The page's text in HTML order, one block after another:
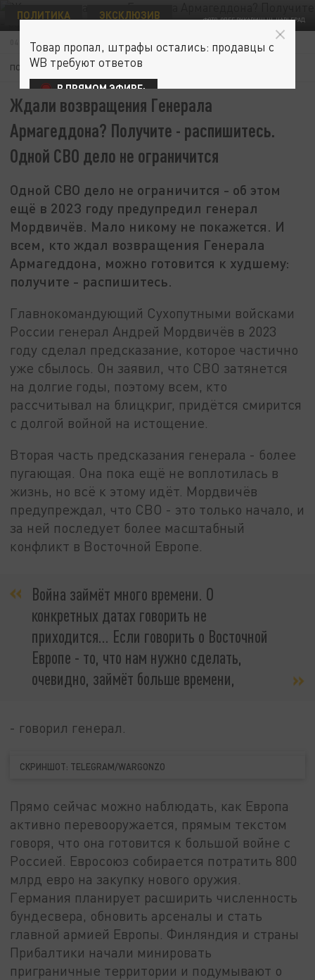
ФОТО: ОЛЕГ РУКАВИЦЫН. ЦАРЬГРАД
ПОЛИТИКА ЭКСКЛЮЗИВ
04 СЕНТЯБРЯ 02:30
ПОДПИШИТЕСЬ:
Ждали возвращения Генерала
Армагеддона? Получите - распишитесь.
Одной СВО дело не ограничится
Одной СВО дело не ограничится - об этом
ещё в 2023 году предупредил генерал
Мордвичёв. Мало никому не покажется. И
всем, кто ждал возвращения Генерала
Армагеддона, можно готовится к худшему:
получите - распишитесь.
Главнокомандующий Сухопутными войсками
России генерал Андрей Мордвичёв в 2023
году сделал предсказание, которое частично
уже сбылось. Он заявил, что СВО затянется
на долгие годы, поэтому всем, кто
рассчитывал на блицкриг, придётся смирится
с долгой войной на истощение.
Вторая часть предсказания генерала - более
пугающая. Она пока ещё не воплотилась в
жизнь, но всё к этому идёт. Мордвичёв
предупреждал, что СВО - это только начало, и
за ней последует более масштабный
конфликт в Восточной Европе.
Война займёт много времени. О
конкретных датах говорить не
приходится… Если говорить о Восточной
Европе - то, что нам нужно сделать,
очевидно, займёт больше времени,
- говорил генерал.
СКРИНШОТ: TELEGRAM/WARGONZO
Прямо сейчас можно наблюдать, как Европа
активно перевооружается, прямым текстом
говоря, что она готовится к большой войне с
Россией. Евросоюз собирается потратить 800
млрд евро на закупку нового оружия.
Германия планирует расширить численность
бундесвера, обновить арсеналы и стать
главной армией Европы. Финляндия и страны
Прибалтики начали минировать
приграничные территории и подумывают о
Товар пропал, штрафы остались: продавцы с
WB требуют ответов
В ПРЯМОМ ЭФИРЕ: